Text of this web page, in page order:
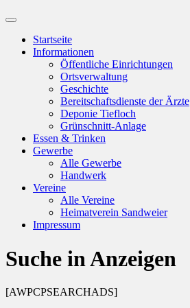
Suchfeld
ein-/ausblenden
Startseite
Informationen
Öffentliche Einrichtungen
Ortsverwaltung
Geschichte
Bereitschaftsdienste der Ärzte
Deponie Tiefloch
Grünschnitt-Anlage
Essen & Trinken
Gewerbe
Alle Gewerbe
Handwerk
Vereine
Alle Vereine
Heimatverein Sandweier
Impressum
Suche in Anzeigen
[AWPCPSEARCHADS]